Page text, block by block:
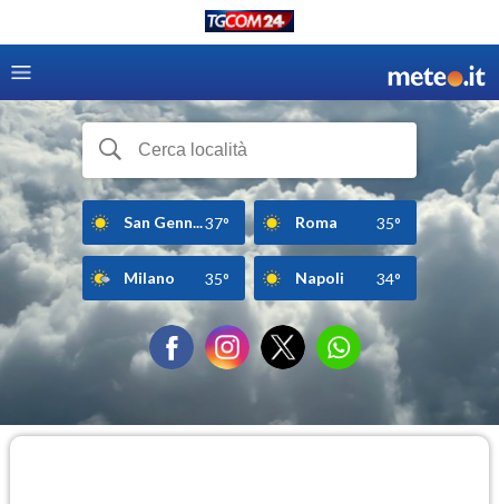
San Genn...37° Roma 35°
Milano 35° Napoli 34°